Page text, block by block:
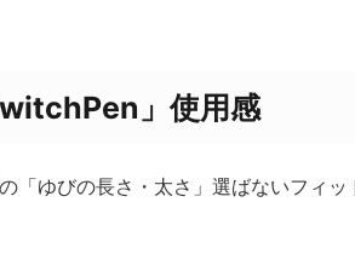
」使用感
「ゆびの長さ・太さ」選ばないフィッ